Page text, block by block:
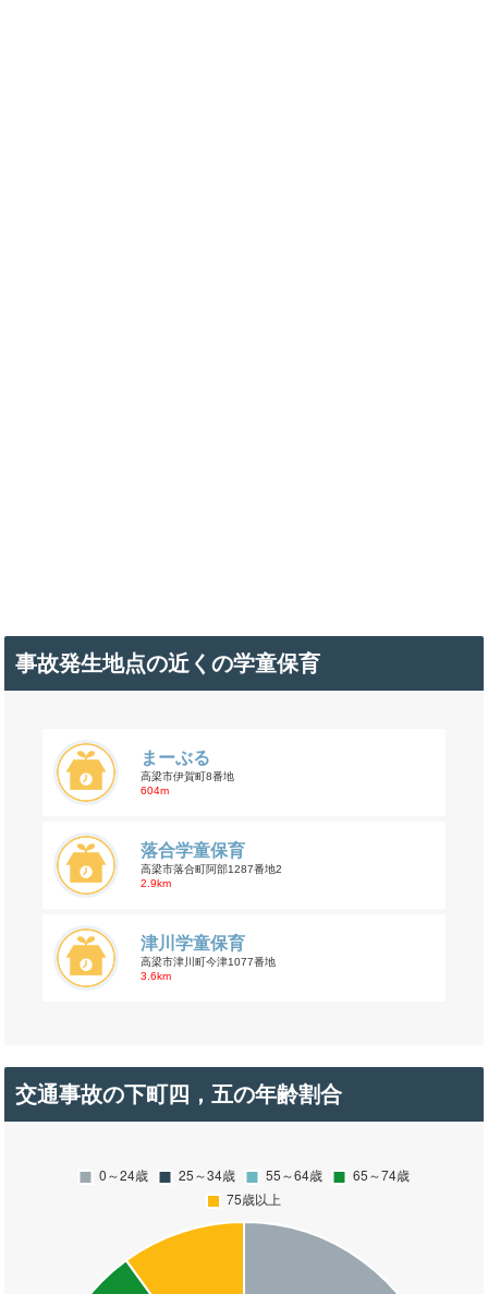
事故発生地点の近くの学童保育
まーぶる
高梁市伊賀町8番地
604m
落合学童保育
高梁市落合町阿部1287番地2
2.9km
津川学童保育
高梁市津川町今津1077番地
3.6km
交通事故の下町四，五の年齢割合